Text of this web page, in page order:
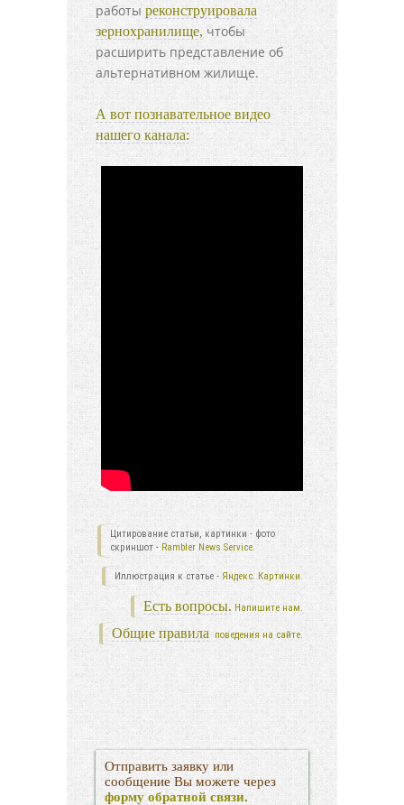
работы реконструировала
зернохранилище, чтобы
расширить представление об
альтернативном жилище.
А вот познавательное видео
нашего канала:
Цитирование статьи, картинки - фото
скриншот - Rambler News Service.
Иллюстрация к статье - Яндекс. Картинки.
Есть вопросы. Напишите нам.
Общие правила поведения на сайте.
Отправить заявку или
сообщение Вы можете через
форму обратной связи.